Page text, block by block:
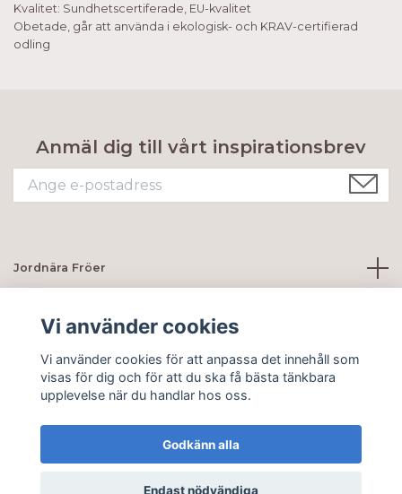
Kvalitet: Sundhetscertiferade, EU-kvalitet
Obetade, går att använda i ekologisk- och KRAV-certifierad
odling
Anmäl dig till vårt inspirationsbrev
Jordnära Fröer
Sociala medier
© 2026 Jordnära Fröer
Vi använder cookies
Vi använder cookies för att anpassa det innehåll som
visas för dig och för att du ska få bästa tänkbara
upplevelse när du handlar hos oss.
Godkänn alla
Endast nödvändiga